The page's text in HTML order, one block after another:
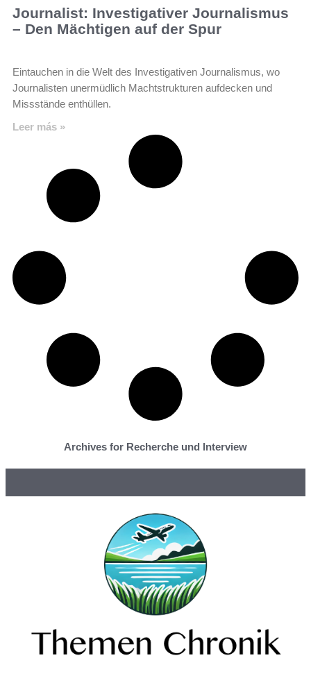
Journalist: Investigativer Journalismus
– Den Mächtigen auf der Spur
Eintauchen in die Welt des Investigativen Journalismus, wo
Journalisten unermüdlich Machtstrukturen aufdecken und
Missstände enthüllen.
Leer más »
Archives for Recherche und Interview